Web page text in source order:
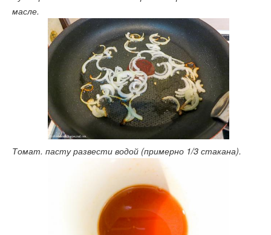
масле.
Томат. пасту развести водой (примерно 1/3 стакана).